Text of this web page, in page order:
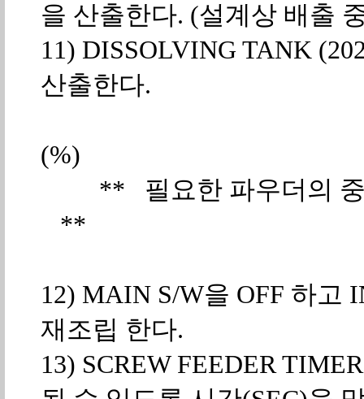
을 산출한다. (설계상 배출
11) DISSOLVING TANK
산출한다.
(%)
** 필요한 파우더의 중
**
12) MAIN S/W을 OFF 하고
재조립 한다.
13) SCREW FEEDER